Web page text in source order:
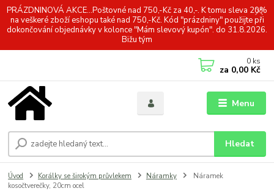
PRÁZDNINOVÁ AKCE...Poštovné nad 750,-Kč za 40,-. K tomu sleva 20%
na veškeré zboží eshopu také nad 750,-Kč. Kód "prázdniny" použijte při
dokončování objednávky v kolonce "Mám slevový kupón". do 31.8.2026.
Bižu tým
Menu
Hledat
0 ks
za 0,00 Kč
Úvod Korálky se širokým průvlekem Náramky
Náramek
kosočtverečky, 20cm ocel